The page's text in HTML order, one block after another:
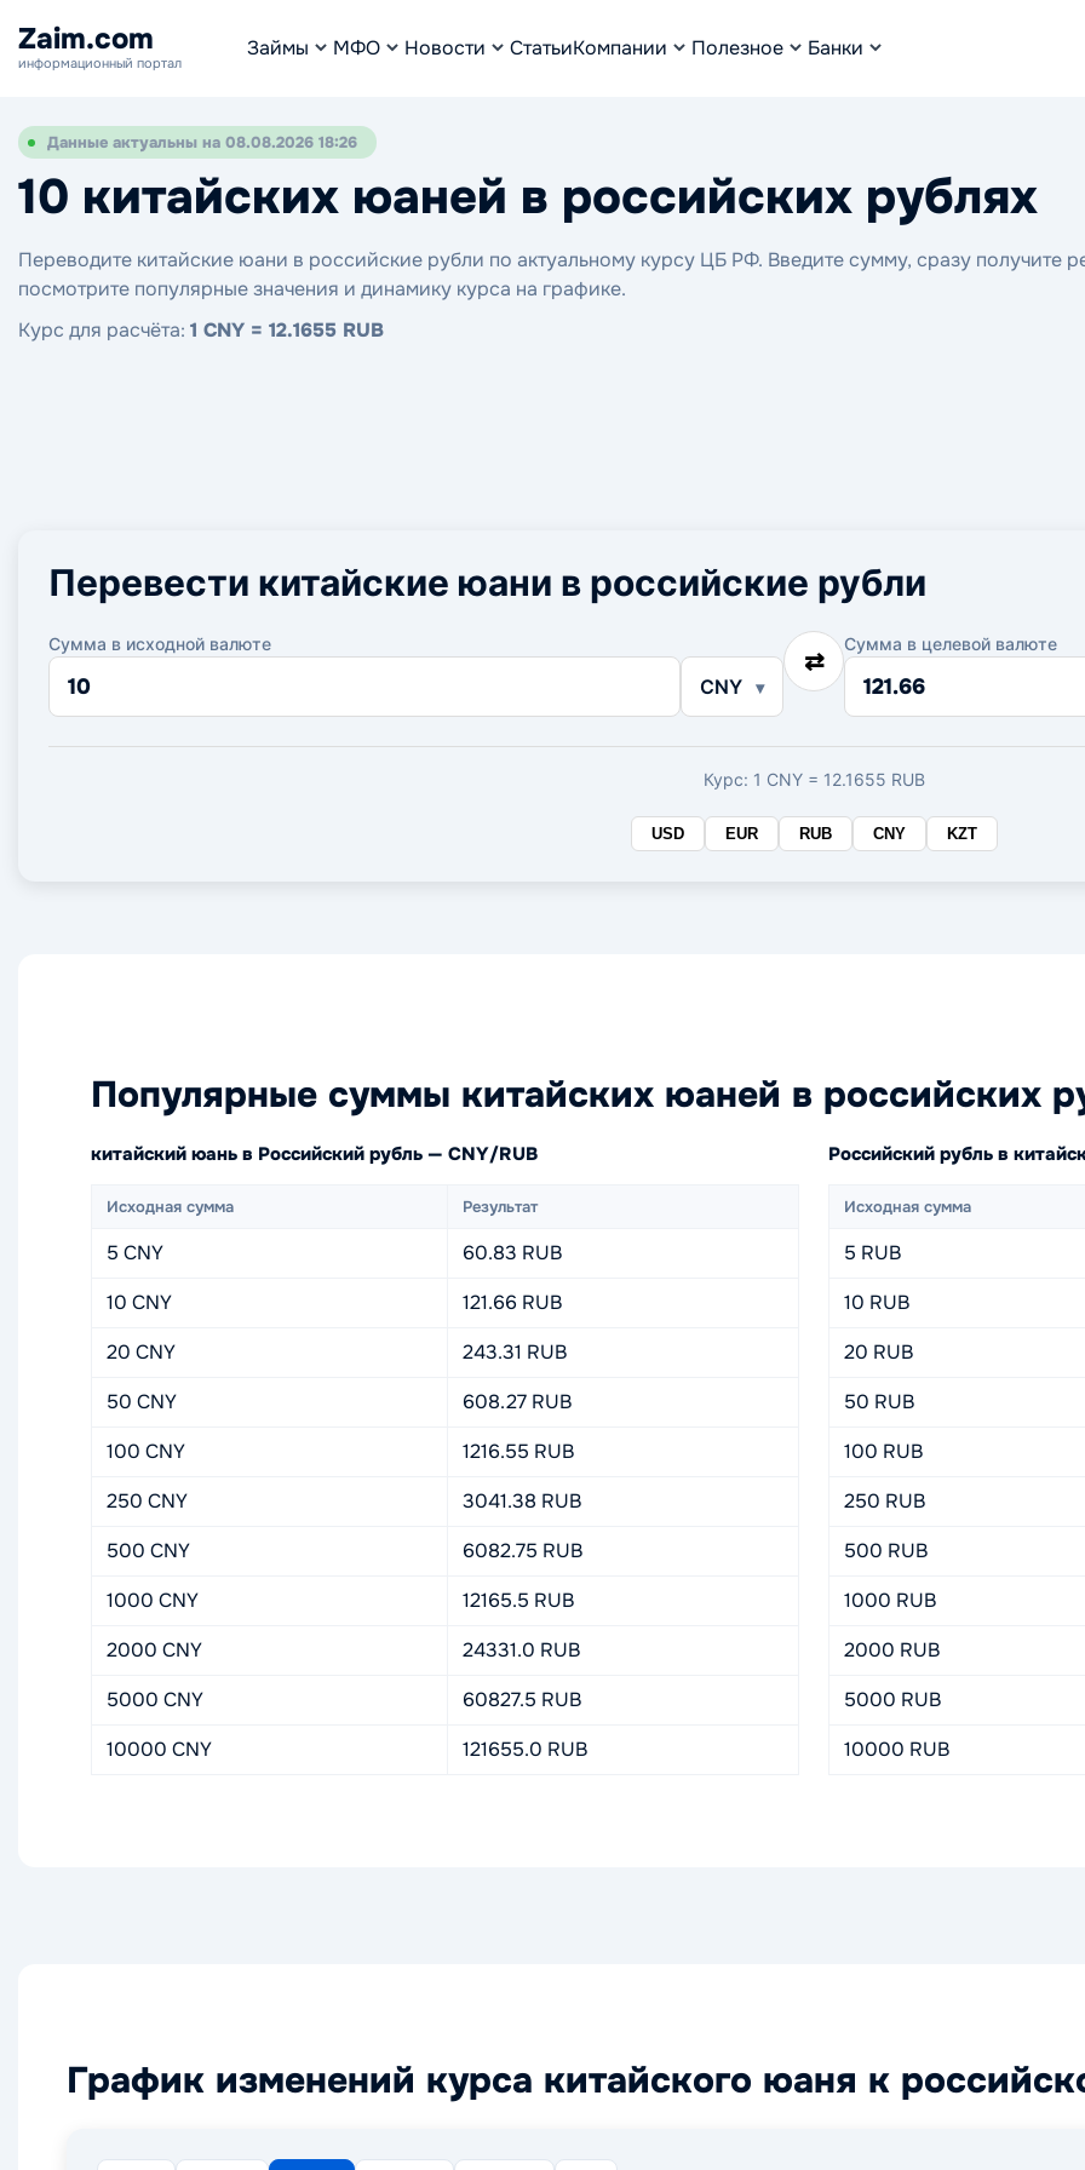
Zaim.com
информационный портал
Займы МФО Новости СтатьиКомпании Полезное Банки
Данные актуальны на 08.08.2026 18:26
10 китайских юаней в российских рублях
Переводите китайские юани в российские рубли по актуальному курсу ЦБ РФ. Введите сумму, сразу получите
посмотрите популярные значения и динамику курса на графике.
Курс для расчёта: 1 CNY = 12.1655 RUB
Перевести китайские юани в российские рубли
Сумма в исходной валюте
Сумма
CNY
⇄
Сумма в целевой валюте
Сумма
Курс: 1 CNY = 12.1655 RUB
USD EUR RUB CNY KZT
Популярные суммы китайских юаней в российских
китайский юань в Российский рубль — CNY/RUB
Исходная сумма Результат
5 CNY
60.83 RUB
10 CNY
121.66 RUB
20 CNY
243.31 RUB
50 CNY
608.27 RUB
100 CNY
1216.55 RUB
250 CNY
3041.38 RUB
500 CNY
6082.75 RUB
1000 CNY
12165.5 RUB
2000 CNY
24331.0 RUB
5000 CNY
60827.5 RUB
10000 CNY
121655.0 RUB
Российский рубль в
Исходная сумма
5 RUB
10 RUB
20 RUB
50 RUB
100 RUB
250 RUB
500 RUB
1000 RUB
2000 RUB
5000 RUB
10000 RUB
График изменений курса китайского юаня к